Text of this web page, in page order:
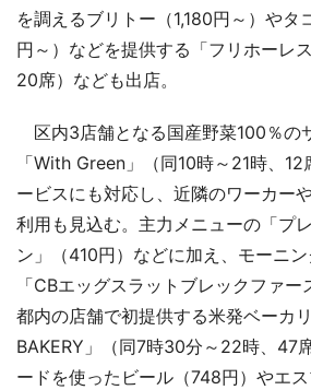
を調えるブリトー（1,180円～）やタ
円～）などを提供する「フリホーレ
20席）なども出店。
区内3店舗となる国産野菜100％の
「With Green」（同10時～21時、
ービスにも対応し、近隣のワーカー
利用も見込む。主力メニューの「プ
ン」（410円）などに加え、モーニ
「CBエッグスラットブレックファ
都内の店舗で初提供する米発ベーカ
BAKERY」（同7時30分～22時、47
ードを使ったビール（748円）やエ